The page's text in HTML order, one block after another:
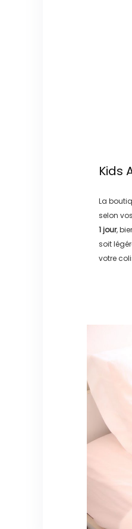
Kids
La
selon
1 jour,
soit
votre